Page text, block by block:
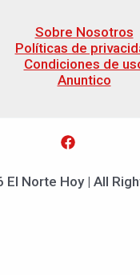
Sobre Nosotros
Políticas de
Condiciones de
Anuntico
Norte Hoy | All